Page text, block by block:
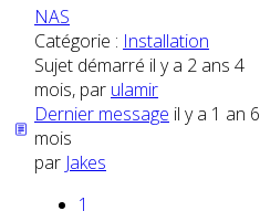
NAS
Catégorie : Installation
Sujet démarré il y a 2 ans 4
mois, par ulamir
Dernier message il y a 1 an 6
mois
par Jakes
1